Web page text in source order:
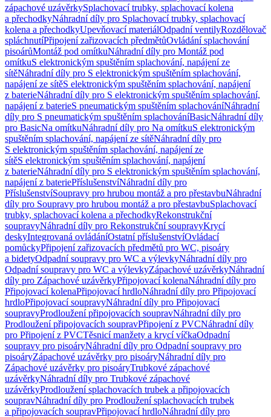
zápachové uzávěrkySplachovací trubky, splachovací kolena
a přechodkyNáhradní díly pro Splachovací trubky, splachovací
kolena a přechodkyUpevňovací materiálOdpadní ventilyRozdělovač
spláchnutíPřipojení zařizovacích předmětůOvládání splachování
pisoárůMontáž pod omítkuNáhradní díly pro Montáž pod
omítkuS elektronickým spuštěním splachování, napájení ze
sítěNáhradní díly pro S elektronickým spuštěním splachování,
napájení ze sítěS elektronickým spuštěním splachování, napájení
z baterieNáhradní díly pro S elektronickým spuštěním splachování,
napájení z baterieS pneumatickým spuštěním splachováníNáhradní
díly pro S pneumatickým spuštěním splachováníBasicNáhradní díly
pro BasicNa omítkuNáhradní díly pro Na omítkuS elektronickým
spuštěním splachování, napájení ze sítěNáhradní díly pro
S elektronickým spuštěním splachování, napájení ze
sítěS elektronickým spuštěním splachování, napájení
z baterieNáhradní díly pro S elektronickým spuštěním splachování,
napájení z bateriePříslušenstvíNáhradní díly pro
PříslušenstvíSoupravy pro hrubou montáž a pro přestavbuNáhradní
díly pro Soupravy pro hrubou montáž a pro přestavbuSplachovací
trubky, splachovací kolena a přechodkyRekonstrukční
soupravyNáhradní díly pro Rekonstrukční soupravyKrycí
deskyIntegrovaná ovládáníOstatní příslušenstvíOvládací
pomůckyPřipojení zařizovacích předmětů pro WC, pisoáry
a bidetyOdpadní soupravy pro WC a výlevkyNáhradní díly pro
Odpadní soupravy pro WC a výlevkyZápachové uzávěrkyNáhradní
díly pro Zápachové uzávěrkyPřipojovací kolenaNáhradní díly pro
Připojovací kolenaPřipojovací hrdloNáhradní díly pro Připojovací
hrdloPřipojovací soupravyNáhradní díly pro Připojovací
soupravyProdloužení připojovacích soupravNáhradní díly pro
Prodloužení připojovacích soupravPřipojení z PVCNáhradní díly
pro Připojení z PVCTěsnicí manžety a krycí víčkaOdpadní
soupravy pro pisoáryNáhradní díly pro Odpadní soupravy pro
pisoáryZápachové uzávěrky pro pisoáryNáhradní díly pro
Zápachové uzávěrky pro pisoáryTrubkové zápachové
uzávěrkyNáhradní díly pro Trubkové zápachové
uzávěrkyProdloužení splachovacích trubek a připojovacích
soupravNáhradní díly pro Prodloužení splachovacích trubek
a připojovacích soupravPřipojovací hrdloNáhradní díly pro